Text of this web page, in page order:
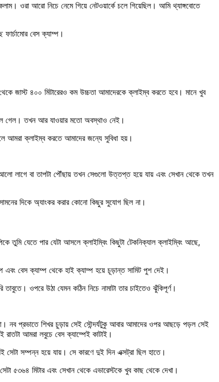
ওরা আরো নিচে নেমে গিয়ে নেটওয়ার্কে চলে গিয়েছিল। আমি থ্যাঙ্গবোতে
বেস ক্যাম্প।
জাস্ট ৪০০ মিটারেরও কম উচ্চতা আমাদেরকে ক্লাইম্ব করতে হবে। মানে খুব
গেল। তখন আর যাওয়ার মতো অবস্থাও নেই।
আমরা ক্লাইম্ব করতে আমাদের জন্যে সুবিধা হয়।
লাগে বা তাপটা পৌঁছায় তখন সেগুলো উত্তপ্ত হয়ে যায় এবং সেখান থেকে তখন
দিকে অ্যাংকর করার কোনো কিছুর সুযোগ ছিল না।
যেতে পার যেটা আসলে ক্লাইম্বিং কিছুটা টেকনিক্যাল ক্লাইম্বিং আছে,
এবং বেস ক্যাম্প থেকে হাই ক্যাম্প হয়ে চূড়ান্ত সামিট পুশ দেই।
ওপরে উঠা যেমন কঠিন নিচে নামাটা তার চাইতেও ঝুঁকিপূর্ণ।
নব প্রভাতে শিখর চুড়ায় সেই সৌন্দর্যটুকু আবার আমাদের ওপর আছড়ে পড়ল সেই
আমরা লবুচে বেস ক্যাম্পেই কাটাই।
সম্পন্ন হয়ে যায়। সে কারণে দুই দিন এক্সট্রা ছিল হাতে।
৫৩৬৪ মিটার এবং সেখান থেকে এভারেস্টকে খুব কাছ থেকে দেখা।